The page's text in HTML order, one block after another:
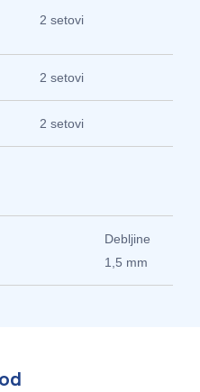
2 setovi
2 setovi
2 setovi
Debljine
1,5 mm